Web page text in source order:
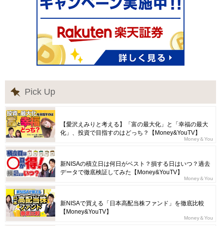
Pick Up
【愛沢えみりと考える】「富の最大化」と「幸福の最大
化」、投資で目指すのはどっち？【Money&YouTV】
Money＆You
新NISAの積立日は何日がベスト？損する日はいつ？過去
データで徹底検証してみた【Money&YouTV】
Money＆You
新NISAで買える「日本高配当株ファンド」を徹底比較
【Money&YouTV】
Money＆You